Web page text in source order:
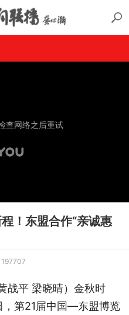
！东盟合作“亲诚惠
197707
战平 梁晓晴）金秋时
，第21届中国—东盟博览